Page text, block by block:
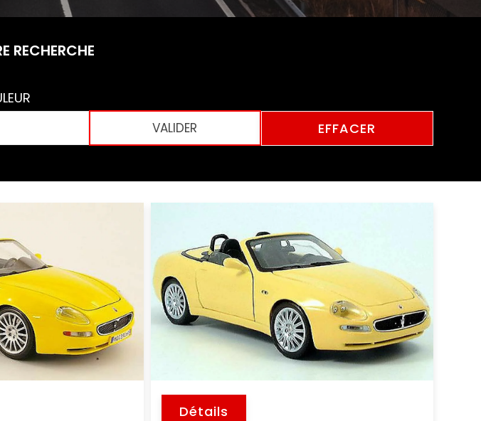
RECHERCHE
EFFACER
Détails